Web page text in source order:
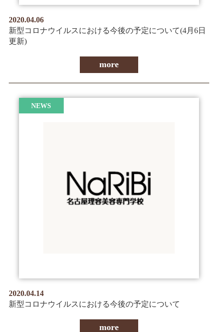
2020.04.06
新型コロナウイルスにおける今後の予定について(4月6日
更新)
more
NEWS
2020.04.14
新型コロナウイルスにおける今後の予定について
more